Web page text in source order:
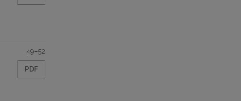
49–52
PDF